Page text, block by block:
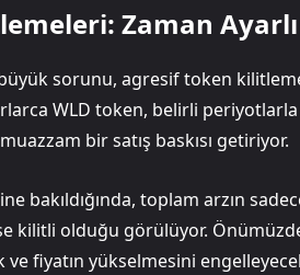
Zaman
sorunu, agresif token
WLD token, belirli
muazzam bir satış baskısı getiriyor.
bakıldığında, toplam arzın
kilitli olduğu görülüyor.
ve fiyatın yükselmesini